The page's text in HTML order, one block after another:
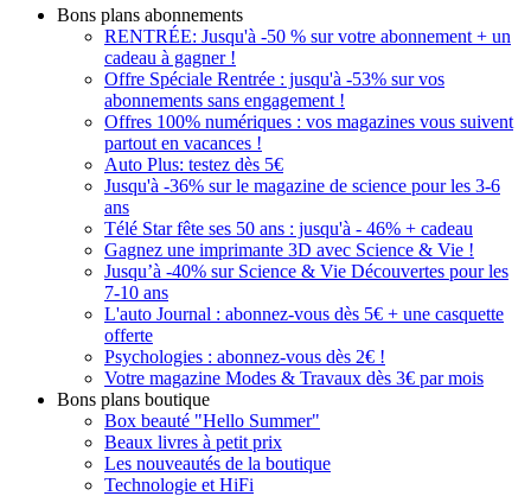
Bons plans abonnements
RENTRÉE: Jusqu'à -50 % sur votre abonnement + un
cadeau à gagner !
Offre Spéciale Rentrée : jusqu'à -53% sur vos
abonnements sans engagement !
Offres 100% numériques : vos magazines vous suivent
partout en vacances !
Auto Plus: testez dès 5€
Jusqu'à -36% sur le magazine de science pour les 3-6
ans
Télé Star fête ses 50 ans : jusqu'à - 46% + cadeau
Gagnez une imprimante 3D avec Science & Vie !
Jusqu’à -40% sur Science & Vie Découvertes pour les
7-10 ans
L'auto Journal : abonnez-vous dès 5€ + une casquette
offerte
Psychologies : abonnez-vous dès 2€ !
Votre magazine Modes & Travaux dès 3€ par mois
Bons plans boutique
Box beauté "Hello Summer"
Beaux livres à petit prix
Les nouveautés de la boutique
Technologie et HiFi